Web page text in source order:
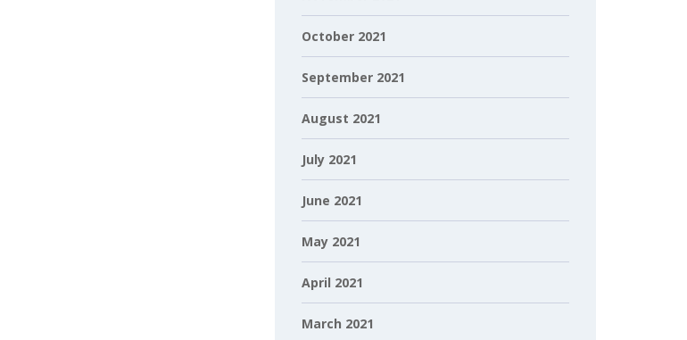
October 2021
September 2021
August 2021
July 2021
June 2021
May 2021
April 2021
March 2021